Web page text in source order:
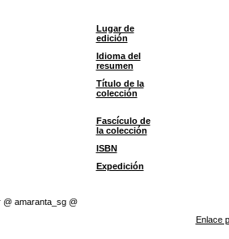
Lugar de
edición
Idioma del
resumen
Título de la
colección
Fascículo de
la colección
ISBN
Expedición
@ amaranta_sg @
Enlace